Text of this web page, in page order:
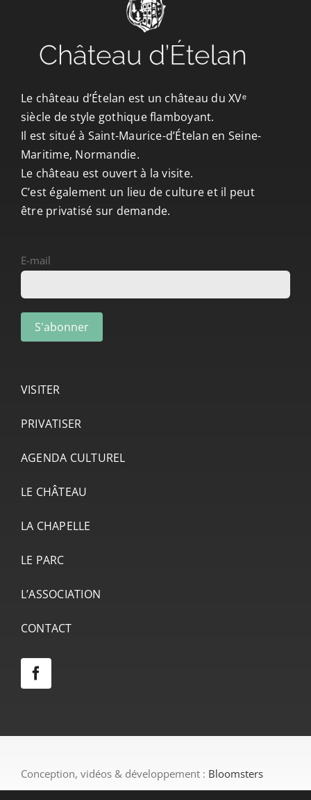
Le château d’Ételan est un château du XVᵉ
siècle de style gothique flamboyant.
Il est situé à Saint-Maurice-d’Ételan en Seine-
Maritime, Normandie.
Le château est ouvert à la visite.
C’est également un lieu de culture et il peut
être privatisé sur demande.
E-mail
VISITER
PRIVATISER
AGENDA CULTUREL
LE CHÂTEAU
LA CHAPELLE
LE PARC
L’ASSOCIATION
CONTACT
Conception, vidéos & développement : Bloomsters